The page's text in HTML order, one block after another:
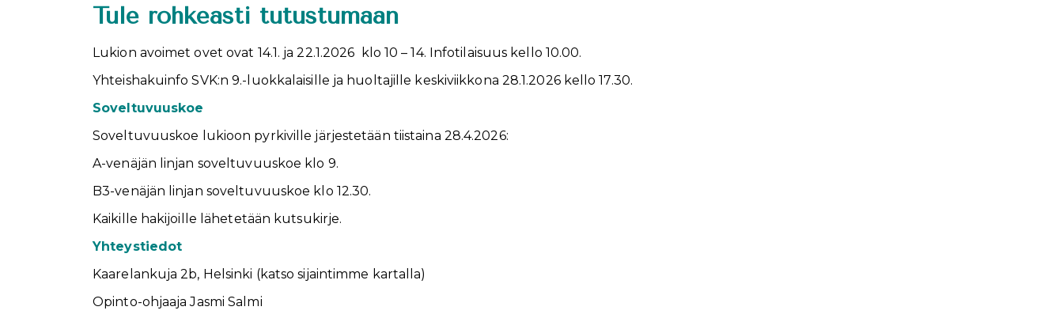
Tule rohkeasti tutustumaan
Lukion avoimet ovet ovat 14.1. ja 22.1.2026 klo 10 – 14. Infotilaisuus kello 10.00.
Yhteishakuinfo SVK:n 9.-luokkalaisille ja huoltajille keskiviikkona 28.1.2026 kello 17.30.
Soveltuvuuskoe
Soveltuvuuskoe lukioon pyrkiville järjestetään tiistaina 28.4.2026:
A-venäjän linjan soveltuvuuskoe klo 9.
B3-venäjän linjan soveltuvuuskoe klo 12.30.
Kaikille hakijoille lähetetään kutsukirje.
Yhteystiedot
Kaarelankuja 2b, Helsinki (katso sijaintimme kartalla)
Opinto-ohjaaja Jasmi Salmi